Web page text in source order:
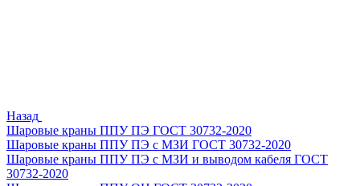
Назад
Шаровые краны ППУ ПЭ ГОСТ 30732-2020
Шаровые краны ППУ ПЭ с МЗИ ГОСТ 30732-2020
Шаровые краны ППУ ПЭ с МЗИ и выводом кабеля ГОСТ
30732-2020